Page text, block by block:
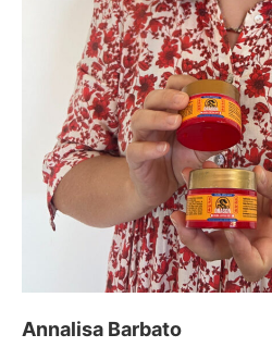
Annalisa Barbato